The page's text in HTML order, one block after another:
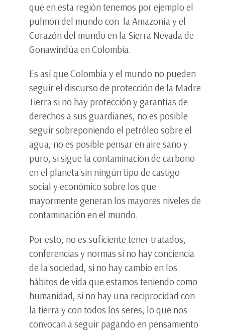
que en esta región tenemos por ejemplo el
pulmón del mundo con la Amazonía y el
Corazón del mundo en la Sierra Nevada de
Gonawindúa en Colombia.
Es así que Colombia y el mundo no pueden
seguir el discurso de protección de la Madre
Tierra si no hay protección y garantías de
derechos a sus guardianes, no es posible
seguir sobreponiendo el petróleo sobre el
agua, no es posible pensar en aire sano y
puro, si sigue la contaminación de carbono
en el planeta sin ningún tipo de castigo
social y económico sobre los que
mayormente generan los mayores niveles de
contaminación en el mundo.
Por esto, no es suficiente tener tratados,
conferencias y normas si no hay conciencia
de la sociedad, si no hay cambio en los
hábitos de vida que estamos teniendo como
humanidad, si no hay una reciprocidad con
la tierra y con todos los seres, lo que nos
convocan a seguir pagando en pensamiento